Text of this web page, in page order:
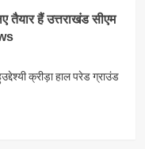
तैयार हैं उत्तराखंड सीएम
क्रीड़ा हाल परेड ग्राउंड